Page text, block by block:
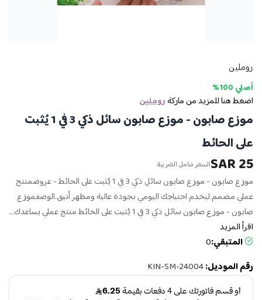
روملين
أصلي 100%
اضغط هنا للمزيد من ماركةروملين
موزع صابون - موزع صابون سائل ذكي 3 في 1 يُثبت
على الحائط
25 SAR السعر شامل الضريبة
موزع صابون - موزع صابون سائل ذكي 3 في 1 يُثبت على الحائط - عروضمنتج
عملي مصمم ليخدم احتياجك اليومي بجودة عالية ومظهر أنيق.الوصفموزع
صابون - موزع صابون سائل ذكي 3 في 1 يُثبت على الحائط منتج عملي يساعدك...
اقرأ المزيد
المتبقي:0
رقم الموديل:KIN-SM-24004